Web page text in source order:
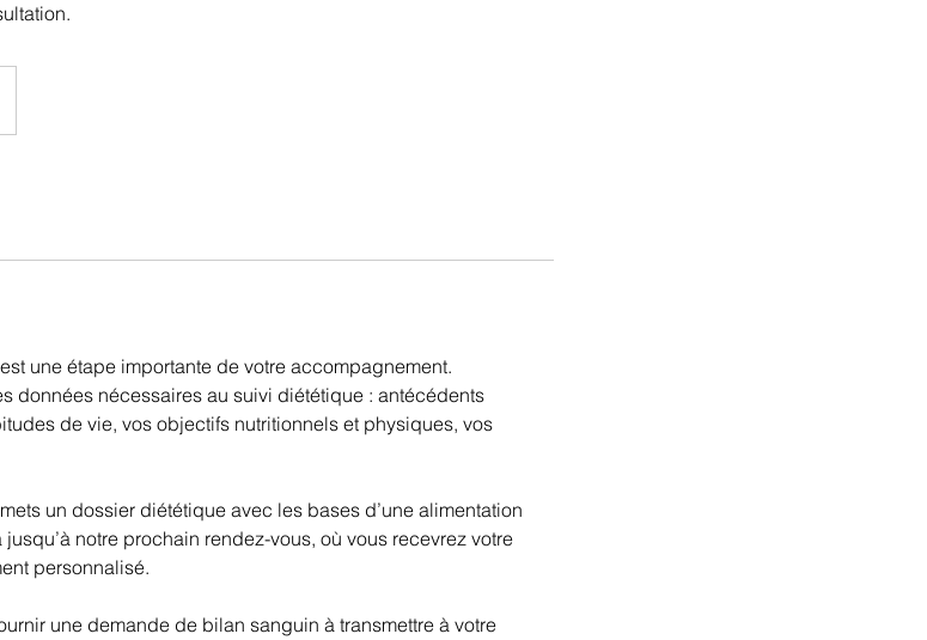
une étape importante de votre accompagnement.
données nécessaires au suivi diététique : antécédents
de vie, vos objectifs nutritionnels et physiques, vos
un dossier diététique avec les bases d’une alimentation
notre prochain rendez-vous, où vous recevrez votre
personnalisé.
une demande de bilan sanguin à transmettre à votre